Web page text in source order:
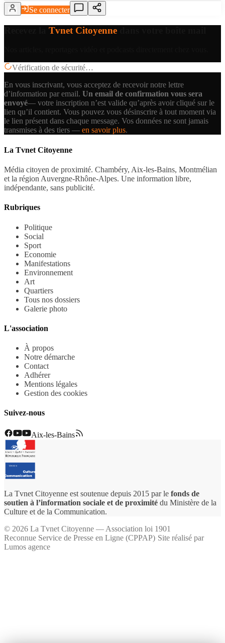
Se connecter
Tvnet Citoyenne
Vérification de sécurité…
En vous inscrivant, vous acceptez de recevoir notre lettre
d’information par email. Un email de confirmation vous sera
envoyé— votre inscription n’est valide qu’après avoir cliqué sur le
lien qu’il contient. Vous pouvez vous désinscrire à tout moment via
le lien présent dans chaque message. Vos données ne sont jamais
transmises à des tiers — en savoir plus.
La Tvnet Citoyenne
Média citoyen de proximité. Chambéry, Aix-les-Bains, Montmélian
et la région Auvergne-Rhône-Alpes. Une information libre,
indépendante, sans publicité.
Rubriques
Politique
Social
Sport
Economie
Manifestations
Environnement
Art
Quartiers
Tous nos dossiers
Galerie photo
L'association
À propos
Notre démarche
Contact
Adhérer
Mentions légales
Gestion des cookies
Suivez-nous
Aix-les-Bains
La Tvnet Citoyenne est soutenue depuis 2015 par le fonds de
soutien à l’information sociale et de proximité du Ministère de la
Culture et de la Communication.
© 2026 La Tvnet Citoyenne — Association loi 1901
Reconnue Service de Presse en Ligne (CPPAP)·Site réalisé par
Lumos agence